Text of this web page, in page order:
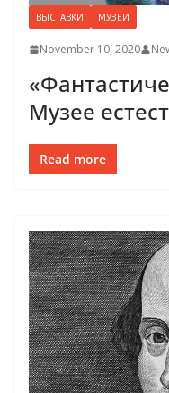
ВЫСТАВКИ МУЗЕИ
November 10, 2020
Музее
Read more